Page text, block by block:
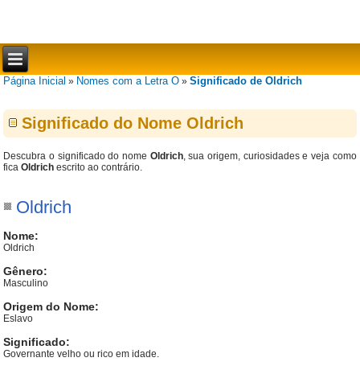
Página Inicial » Nomes com a Letra O »Significado de Oldrich
Significado do Nome Oldrich
Descubra o significado do nome Oldrich, sua origem, curiosidades e veja como
ficaOldrich escrito ao contrário.
Oldrich
Nome:
Oldrich
Gênero:
Masculino
Origem do Nome:
Eslavo
Significado:
Governante velho ou rico em idade.